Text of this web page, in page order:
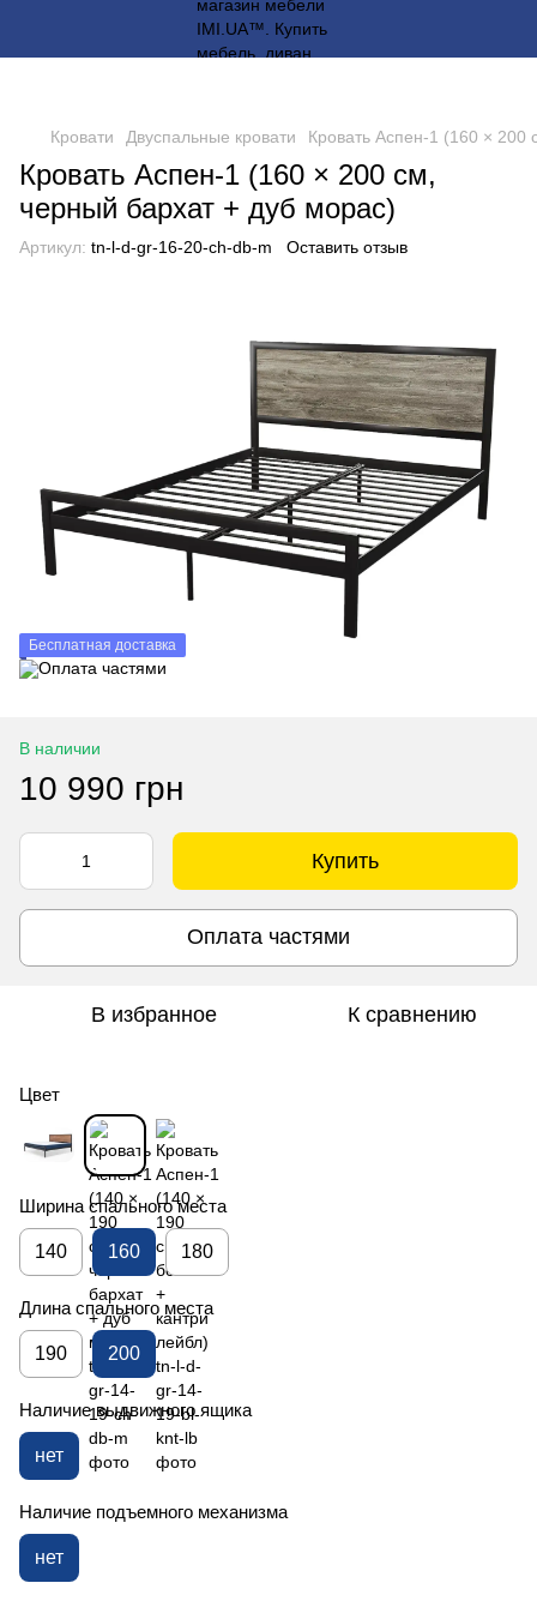
Кровати Двуспальные кровати Кровать Аспен-1 (160 × 200
Кровать Аспен-1 (160 × 200 см,
черный бархат + дуб морас)
Артикул: tn-l-d-gr-16-20-ch-db-m Оставить отзыв
Бесплатная доставка
В наличии
10 990 грн
Купить
Оплата частями
В избранное К сравнению
Цвет
Ширина спального места
140 160 180
Длина спального места
190 200
Наличие выдвижного ящика
нет
Наличие подъемного механизма
нет